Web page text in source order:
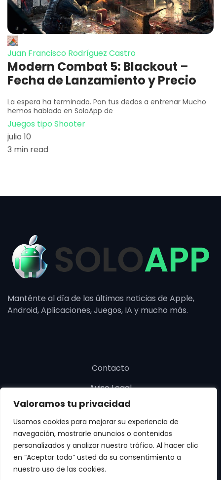
Valoramos tu privacidad
Usamos cookies para mejorar su experiencia de
navegación, mostrarle anuncios o contenidos
personalizados y analizar nuestro tráfico. Al hacer clic
en “Aceptar todo” usted da su consentimiento a
nuestro uso de las cookies.
Juan Francisco Rodríguez Castro
Modern Combat 5: Blackout –
Fecha de Lanzamiento y Precio
La espera ha terminado. Pon tus dedos a entrenar Mucho
hemos hablado en SoloApp de
Juegos tipo Shooter
julio 10
3 min read
Manténte al día de las últimas noticias de Apple,
Android, Aplicaciones, Juegos, IA y mucho más.
Contacto
Aviso Legal
Política de cookies
Política de privacidad